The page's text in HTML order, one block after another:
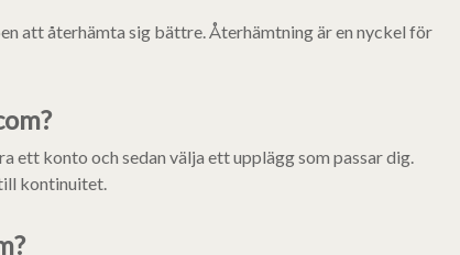
att återhämta sig bättre. Återhämtning är en nyckel för
konto och sedan välja ett upplägg som passar dig.
kontinuitet.